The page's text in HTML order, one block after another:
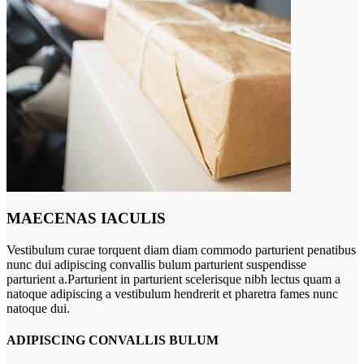
MAECENAS IACULIS
Vestibulum curae torquent diam diam commodo parturient penatibus
nunc dui adipiscing convallis bulum parturient suspendisse
parturient a.Parturient in parturient scelerisque nibh lectus quam a
natoque adipiscing a vestibulum hendrerit et pharetra fames nunc
natoque dui.
ADIPISCING CONVALLIS BULUM